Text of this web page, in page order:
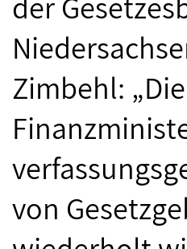
Zimbehl:
von